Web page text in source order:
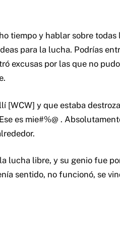
tiempo y hablar sobre
para la lucha. Podrías
excusas por las que no
[WCW] y que estaba
es mie#%@ .
lucha libre, y su genio fue
sentido, no funcionó, se